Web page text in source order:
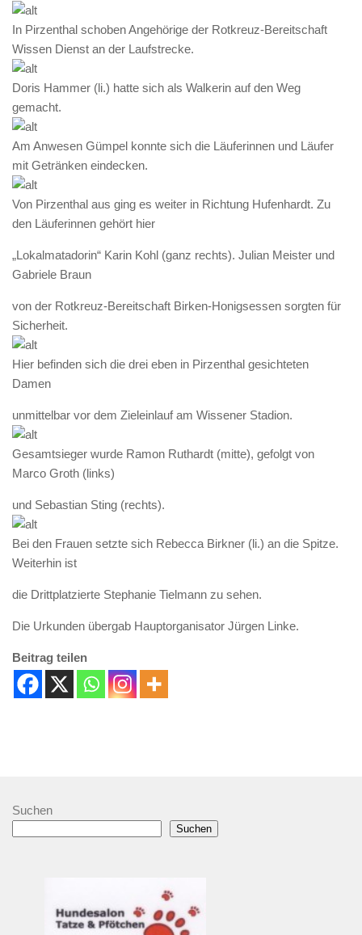
In Pirzenthal schoben Angehörige der Rotkreuz-Bereitschaft
Wissen Dienst an der Laufstrecke.
Doris Hammer (li.) hatte sich als Walkerin auf den Weg
gemacht.
Am Anwesen Gümpel konnte sich die Läuferinnen und Läufer
mit Getränken eindecken.
Von Pirzenthal aus ging es weiter in Richtung Hufenhardt. Zu
den Läuferinnen gehört hier
„Lokalmatadorin“ Karin Kohl (ganz rechts). Julian Meister und
Gabriele Braun
von der Rotkreuz-Bereitschaft Birken-Honigsessen sorgten für
Sicherheit.
Hier befinden sich die drei eben in Pirzenthal gesichteten
Damen
unmittelbar vor dem Zieleinlauf am Wissener Stadion.
Gesamtsieger wurde Ramon Ruthardt (mitte), gefolgt von
Marco Groth (links)
und Sebastian Sting (rechts).
Bei den Frauen setzte sich Rebecca Birkner (li.) an die Spitze.
Weiterhin ist
die Drittplatzierte Stephanie Tielmann zu sehen.
Die Urkunden übergab Hauptorganisator Jürgen Linke.
Beitrag teilen
Suchen
Suchen